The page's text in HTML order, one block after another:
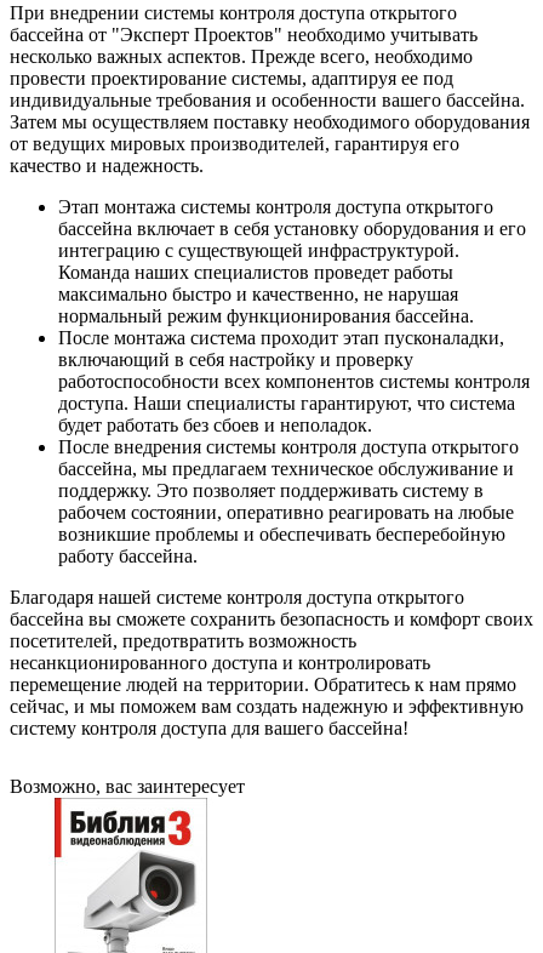
При внедрении системы контроля доступа открытого
бассейна от "Эксперт Проектов" необходимо учитывать
несколько важных аспектов. Прежде всего, необходимо
провести проектирование системы, адаптируя ее под
индивидуальные требования и особенности вашего бассейна.
Затем мы осуществляем поставку необходимого оборудования
от ведущих мировых производителей, гарантируя его
качество и надежность.
Этап монтажа системы контроля доступа открытого
бассейна включает в себя установку оборудования и его
интеграцию с существующей инфраструктурой.
Команда наших специалистов проведет работы
максимально быстро и качественно, не нарушая
нормальный режим функционирования бассейна.
После монтажа система проходит этап пусконаладки,
включающий в себя настройку и проверку
работоспособности всех компонентов системы контроля
доступа. Наши специалисты гарантируют, что система
будет работать без сбоев и неполадок.
После внедрения системы контроля доступа открытого
бассейна, мы предлагаем техническое обслуживание и
поддержку. Это позволяет поддерживать систему в
рабочем состоянии, оперативно реагировать на любые
возникшие проблемы и обеспечивать бесперебойную
работу бассейна.
Благодаря нашей системе контроля доступа открытого
бассейна вы сможете сохранить безопасность и комфорт своих
посетителей, предотвратить возможность
несанкционированного доступа и контролировать
перемещение людей на территории. Обратитесь к нам прямо
сейчас, и мы поможем вам создать надежную и эффективную
систему контроля доступа для вашего бассейна!
Возможно, вас заинтересует